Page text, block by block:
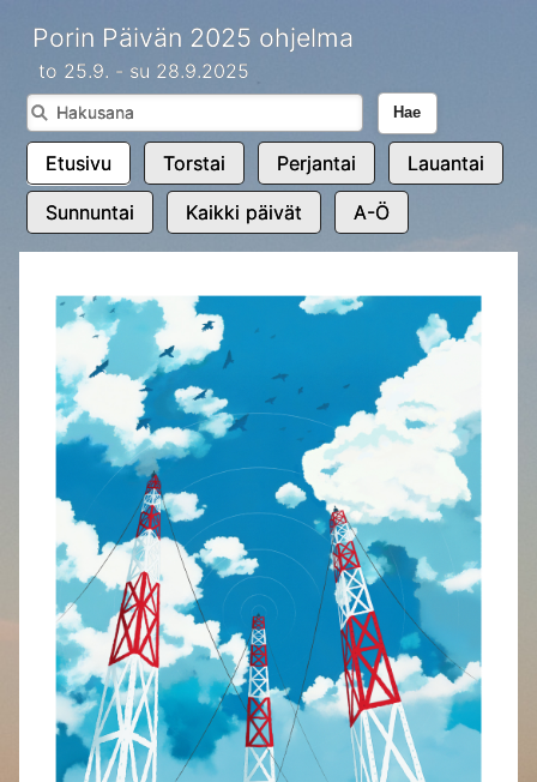
Porin Päivän 2025 ohjelma
to 25.9. - su 28.9.2025
Hae
Etusivu Torstai Perjantai Lauantai
Sunnuntai Kaikki päivät A-Ö